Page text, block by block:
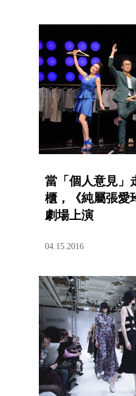
當「個人意見」
櫃，《純屬張愛
劇場上演
04.15.2016